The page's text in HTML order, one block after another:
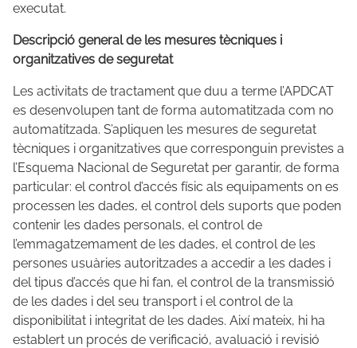
executat.
Descripció general de les mesures tècniques i
organitzatives de seguretat
Les activitats de tractament que duu a terme l’APDCAT
es desenvolupen tant de forma automatitzada com no
automatitzada. S’apliquen les mesures de seguretat
tècniques i organitzatives que corresponguin previstes a
l’Esquema Nacional de Seguretat per garantir, de forma
particular: el control d’accés físic als equipaments on es
processen les dades, el control dels suports que poden
contenir les dades personals, el control de
l’emmagatzemament de les dades, el control de les
persones usuàries autoritzades a accedir a les dades i
del tipus d’accés que hi fan, el control de la transmissió
de les dades i del seu transport i el control de la
disponibilitat i integritat de les dades. Així mateix, hi ha
establert un procés de verificació, avaluació i revisió